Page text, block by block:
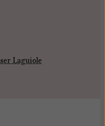
Laguiole